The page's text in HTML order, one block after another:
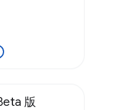
WebMCP 感
工作則由您的
獲得 AI 輔
版